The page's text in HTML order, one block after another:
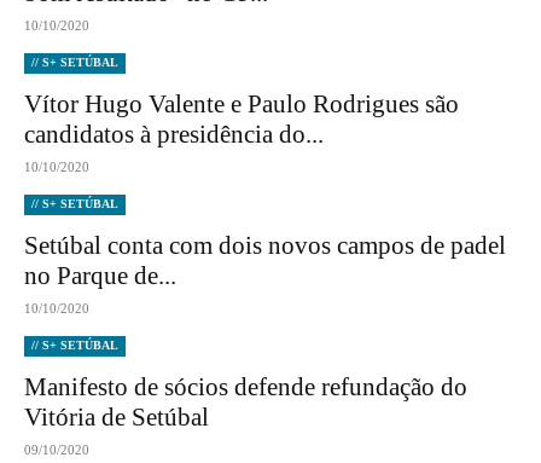
10/10/2020
// S+ SETÚBAL
Vítor Hugo Valente e Paulo Rodrigues são
candidatos à presidência do...
10/10/2020
// S+ SETÚBAL
Setúbal conta com dois novos campos de padel
no Parque de...
10/10/2020
// S+ SETÚBAL
Manifesto de sócios defende refundação do
Vitória de Setúbal
09/10/2020